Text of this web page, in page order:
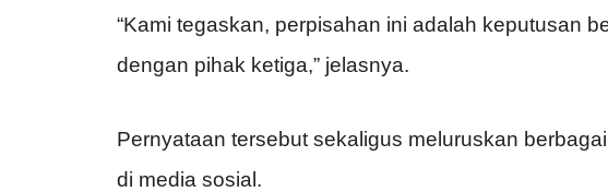
“Kami tegaskan, perpisahan ini adalah keputusan
dengan pihak ketiga,” jelasnya.
Pernyataan tersebut sekaligus meluruskan
di media sosial.